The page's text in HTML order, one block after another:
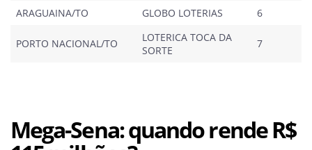
ARAGUAINA/TO
GLOBO LOTERIAS 6
PORTO NACIONAL/TO
LOTERICA TOCA DA
SORTE
7
Mega-Sena: quando rende R$